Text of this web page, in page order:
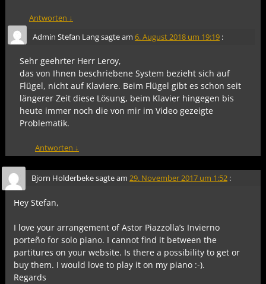
Antworten ↓
Admin Stefan Langsagte am 6. August 2018 um 19:19 :
Sehr geehrter Herr Leroy,
das von Ihnen beschriebene System bezieht sich auf
Flügel, nicht auf Klaviere. Beim Flügel gibt es schon seit
längerer Zeit diese Lösung, beim Klavier hingegen bis
heute immer noch die von mir im Video gezeigte
Problematik.
Antworten ↓
Bjorn Holderbekesagte am 29. November 2017 um 1:52 :
Hey Stefan,
I love your arrangement of Astor Piazzolla’s Invierno
porteño for solo piano. I cannot find it between the
partitures on your website. Is there a possibility to get or
buy them. I would love to play it on my piano :-).
Regards